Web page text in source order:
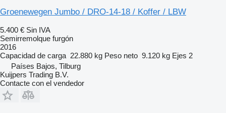
Groenewegen Jumbo / DRO-14-18 / Koffer / LBW
5.400 € Sin IVA
Semirremolque furgón
2016
Capacidad de carga 22.880 kg Peso neto 9.120 kg Ejes 2
Países Bajos, Tilburg
Kuijpers Trading B.V.
Contacte con el vendedor